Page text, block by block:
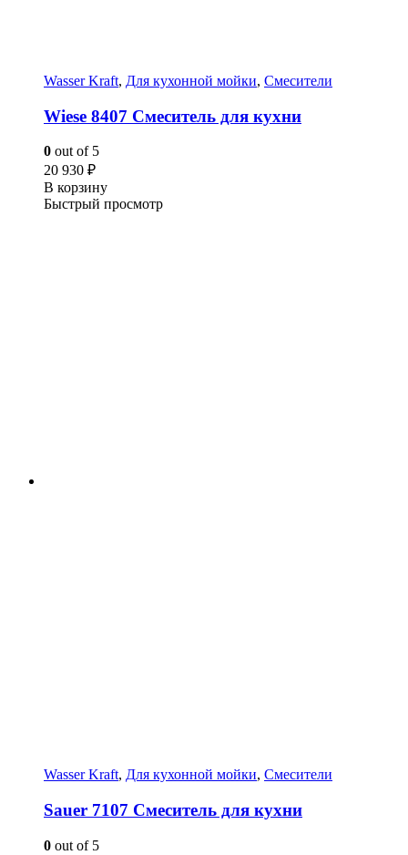
Wasser Kraft, Для кухонной мойки, Смесители
Wiese 8407 Смеситель для кухни
0 out of 5
20 930 ₽
В корзину
Быстрый просмотр
Wasser Kraft, Для кухонной мойки, Смесители
Sauer 7107 Смеситель для кухни
0 out of 5